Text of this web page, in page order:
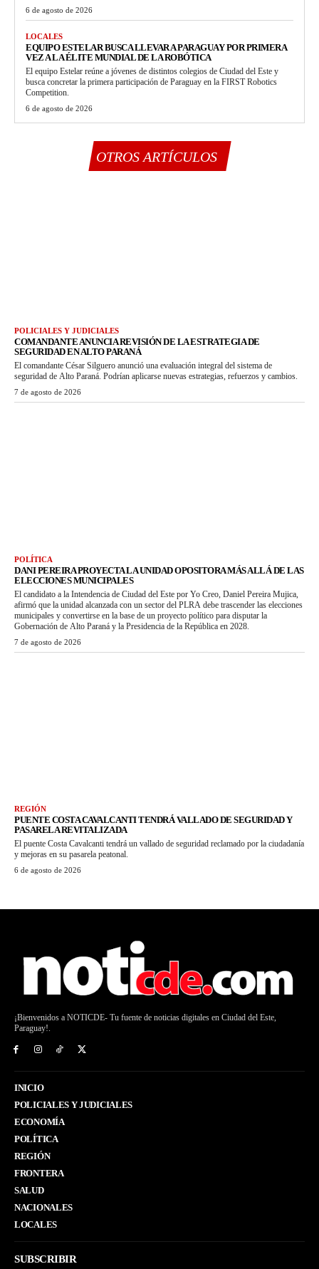
6 de agosto de 2026
LOCALES
EQUIPO ESTELAR BUSCA LLEVAR A PARAGUAY POR PRIMERA
VEZ A LA ÉLITE MUNDIAL DE LA ROBÓTICA
El equipo Estelar reúne a jóvenes de distintos colegios de Ciudad del Este y
busca concretar la primera participación de Paraguay en la FIRST Robotics
Competition.
6 de agosto de 2026
OTROS ARTÍCULOS
POLICIALES Y JUDICIALES
COMANDANTE ANUNCIA REVISIÓN DE LA ESTRATEGIA DE
SEGURIDAD EN ALTO PARANÁ
El comandante César Silguero anunció una evaluación integral del sistema de
seguridad de Alto Paraná. Podrían aplicarse nuevas estrategias, refuerzos y cambios.
7 de agosto de 2026
POLÍTICA
DANI PEREIRA PROYECTA LA UNIDAD OPOSITORA MÁS ALLÁ DE LAS
ELECCIONES MUNICIPALES
El candidato a la Intendencia de Ciudad del Este por Yo Creo, Daniel Pereira Mujica,
afirmó que la unidad alcanzada con un sector del PLRA debe trascender las elecciones
municipales y convertirse en la base de un proyecto político para disputar la
Gobernación de Alto Paraná y la Presidencia de la República en 2028.
7 de agosto de 2026
REGIÓN
PUENTE COSTA CAVALCANTI TENDRÁ VALLADO DE SEGURIDAD Y
PASARELA REVITALIZADA
El puente Costa Cavalcanti tendrá un vallado de seguridad reclamado por la ciudadanía
y mejoras en su pasarela peatonal.
6 de agosto de 2026
¡Bienvenidos a NOTICDE- Tu fuente de noticias digitales en Ciudad del Este,
Paraguay!.
INICIO
POLICIALES Y JUDICIALES
ECONOMÍA
POLÍTICA
REGIÓN
FRONTERA
SALUD
NACIONALES
LOCALES
SUBSCRIBIR